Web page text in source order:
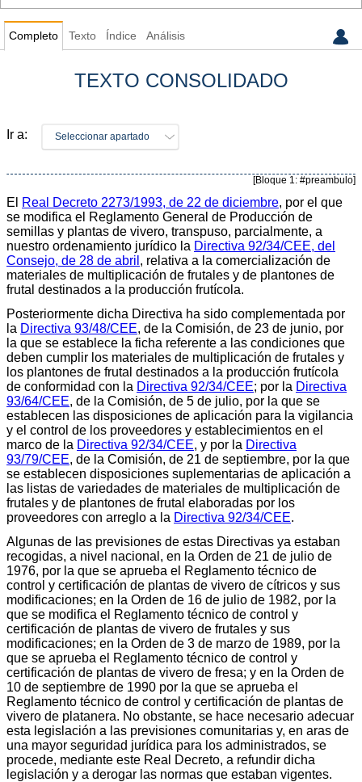
Completo Texto Índice Análisis
TEXTO CONSOLIDADO
Ir a: Seleccionar apartado
[Bloque 1: #preambulo]
El Real Decreto 2273/1993, de 22 de diciembre, por el que
se modifica el Reglamento General de Producción de
semillas y plantas de vivero, transpuso, parcialmente, a
nuestro ordenamiento jurídico la Directiva 92/34/CEE, del
Consejo, de 28 de abril , relativa a la comercialización de
materiales de multiplicación de frutales y de plantones de
frutal destinados a la producción frutícola.
Posteriormente dicha Directiva ha sido complementada por
la Directiva 93/48/CEE, de la Comisión, de 23 de junio, por
la que se establece la ficha referente a las condiciones que
deben cumplir los materiales de multiplicación de frutales y
los plantones de frutal destinados a la producción frutícola
de conformidad con la Directiva 92/34/CEE; por la Directiva
93/64/CEE, de la Comisión, de 5 de julio, por la que se
establecen las disposiciones de aplicación para la vigilancia
y el control de los proveedores y establecimientos en el
marco de la Directiva 92/34/CEE, y por la Directiva
93/79/CEE, de la Comisión, de 21 de septiembre, por la que
se establecen disposiciones suplementarias de aplicación a
las listas de variedades de materiales de multiplicación de
frutales y de plantones de frutal elaboradas por los
proveedores con arreglo a la Directiva 92/34/CEE.
Algunas de las previsiones de estas Directivas ya estaban
recogidas, a nivel nacional, en la Orden de 21 de julio de
1976, por la que se aprueba el Reglamento técnico de
control y certificación de plantas de vivero de cítricos y sus
modificaciones; en la Orden de 16 de julio de 1982, por la
que se modifica el Reglamento técnico de control y
certificación de plantas de vivero de frutales y sus
modificaciones; en la Orden de 3 de marzo de 1989, por la
que se aprueba el Reglamento técnico de control y
certificación de plantas de vivero de fresa; y en la Orden de
10 de septiembre de 1990 por la que se aprueba el
Reglamento técnico de control y certificación de plantas de
vivero de platanera. No obstante, se hace necesario adecuar
esta legislación a las previsiones comunitarias y, en aras de
una mayor seguridad jurídica para los administrados, se
procede, mediante este Real Decreto, a refundir dicha
legislación y a derogar las normas que estaban vigentes.